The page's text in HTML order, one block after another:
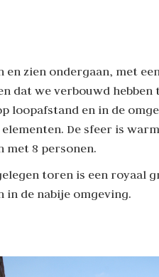
en zien ondergaan, met
dat we verbouwd
loopafstand en in de
De sfeer is
met 8 personen.
toren is een royaal
in de nabije omgeving.